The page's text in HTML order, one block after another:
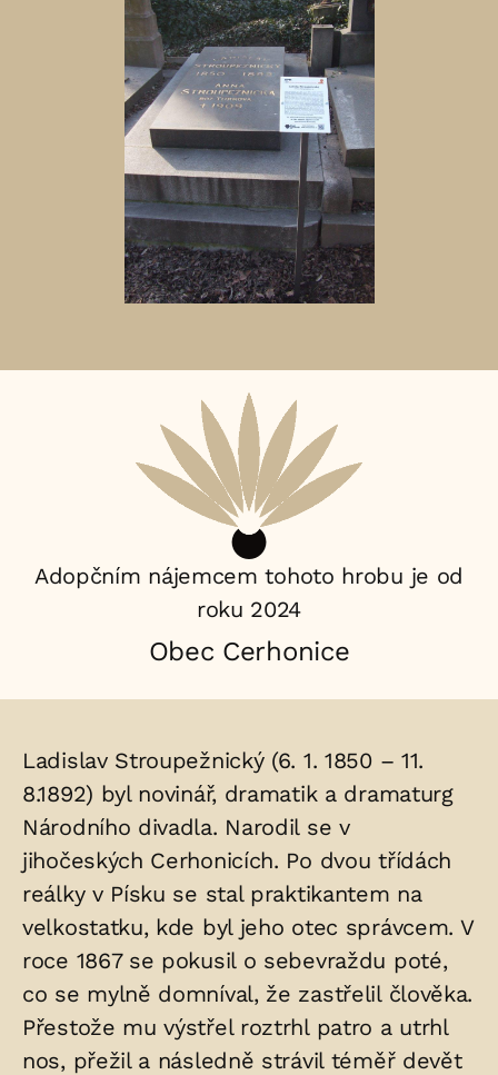
nájemce:
Adopčním nájemcem tohoto hrobu je od
roku 2024
Obec Cerhonice
Životopis
osoby/osob
uložených
v
hrobu:
Ladislav Stroupežnický (6. 1. 1850 – 11.
8.1892) byl novinář, dramatik a dramaturg
Národního divadla. Narodil se v
jihočeských Cerhonicích. Po dvou třídách
reálky v Písku se stal praktikantem na
velkostatku, kde byl jeho otec správcem. V
roce 1867 se pokusil o sebevraždu poté,
co se mylně domníval, že zastřelil člověka.
Přestože mu výstřel roztrhl patro a utrhl
nos, přežil a následně strávil téměř devět